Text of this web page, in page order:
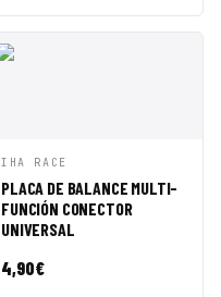
VISTA
RÁPIDA
CESTA
IHA RACE
PLACA DE BALANCE MULTI-
FUNCIÓN CONECTOR
UNIVERSAL
4,90€